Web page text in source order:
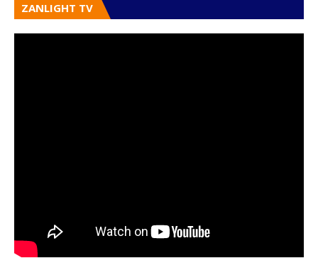
ZANLIGHT TV